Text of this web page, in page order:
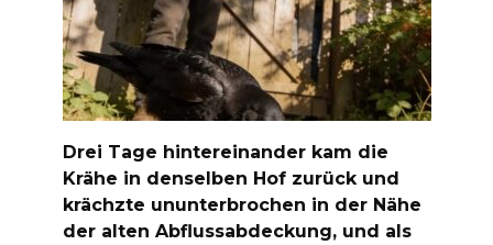
Drei Tage hintereinander kam die
Krähe in denselben Hof zurück und
krächzte ununterbrochen in der Nähe
der alten Abflussabdeckung, und als